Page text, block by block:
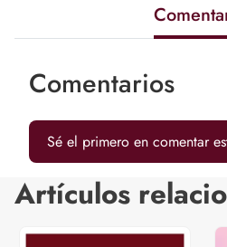
Comentarios
Sé el primero en comentar
Artículos